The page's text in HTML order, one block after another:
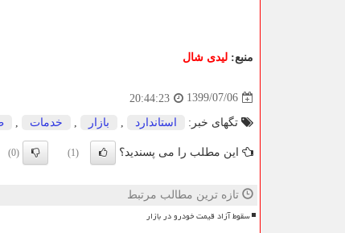
منبع: لیدی شال
1399/07/06
20:44:23
تگهای خبر: استاندارد بازار خدمات
این مطلب را می پسندید؟ (1)
(0)
تازه ترین مطالب مرتبط
سقوط آزاد قیمت خودرو در بازار